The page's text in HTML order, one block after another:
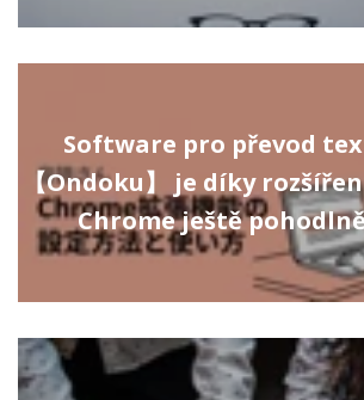
Software pro převod
【Ondoku】 je díky
Chrome ještě